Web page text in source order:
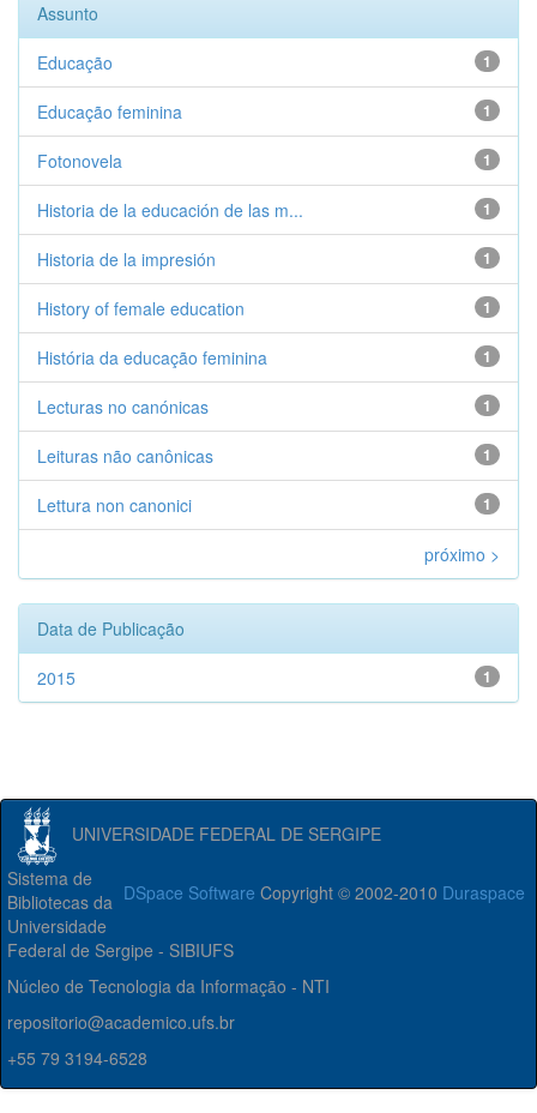
Assunto
1
Educação
1
Educação feminina
1
Fotonovela
1
Historia de la educación de las m...
1
Historia de la impresión
1
History of female education
1
História da educação feminina
1
Lecturas no canónicas
1
Leituras não canônicas
1
Lettura non canonici
próximo >
Data de Publicação
1
2015
UNIVERSIDADE FEDERAL DE SERGIPE
DSpace Software Copyright © 2002-2010 Duraspace
Sistema de
Bibliotecas da
Universidade
Federal de Sergipe - SIBIUFS
Núcleo de Tecnologia da Informação - NTI
repositorio@academico.ufs.br
+55 79 3194-6528